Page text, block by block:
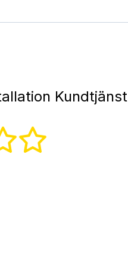
Kundtjänst